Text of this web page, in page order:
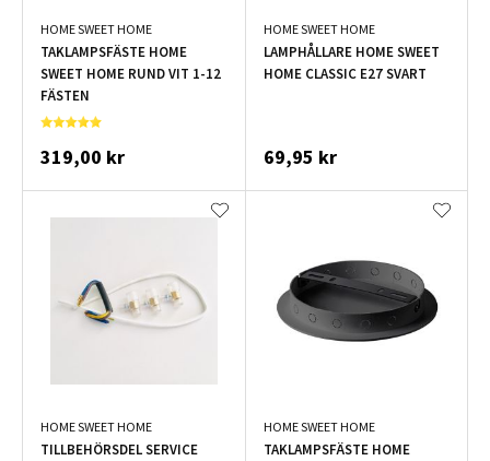
HOME SWEET HOME
TAKLAMPSFÄSTE HOME
SWEET HOME RUND VIT 1-12
FÄSTEN
319,00 kr
HOME SWEET HOME
LAMPHÅLLARE HOME SWEET
HOME CLASSIC E27 SVART
69,95 kr
HOME SWEET HOME
TILLBEHÖRSDEL SERVICE
HOME SWEET HOME
TAKLAMPSFÄSTE HOME